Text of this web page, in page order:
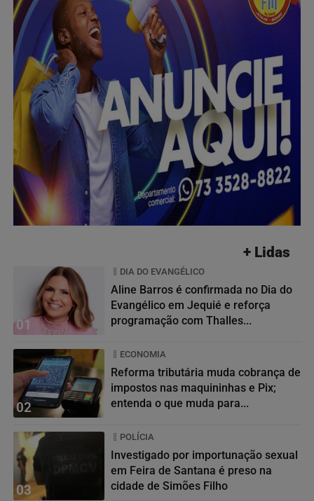
+ Lidas
01
DIA DO EVANGÉLICO
Aline Barros é confirmada no Dia do
Evangélico em Jequié e reforça
programação com Thalles...
02
ECONOMIA
Reforma tributária muda cobrança de
impostos nas maquininhas e Pix;
entenda o que muda para...
03
POLÍCIA
Investigado por importunação sexual
em Feira de Santana é preso na
cidade de Simões Filho